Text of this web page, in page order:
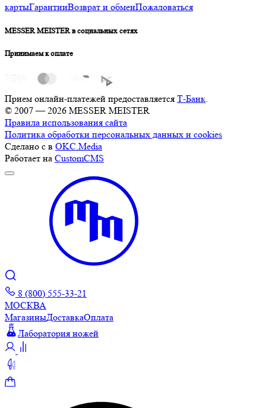
картыГарантииВозврат и обменПожаловаться
MESSER MEISTER в социальных сетях
Принимаем к оплате
Прием онлайн-платежей предоставляется Т-Банк
© 2007 — 2026 MESSER MEISTER
Правила использования сайта
Политика обработки персональных данных и cookies
Сделано с в OKC.Media
Работает на CustomCMS
8 (800) 555-33-21
МОСКВА
МагазиныДоставкаОплата
Лаборатория ножей